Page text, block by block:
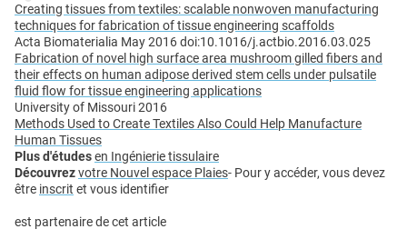
Creating tissues from textiles: scalable nonwoven manufacturing
techniques for fabrication of tissue engineering scaffolds
Acta Biomaterialia May 2016 doi:10.1016/j.actbio.2016.03.025
Fabrication of novel high surface area mushroom gilled fibers and
their effects on human adipose derived stem cells under pulsatile
fluid flow for tissue engineering applications
University of Missouri 2016
Methods Used to Create Textiles Also Could Help Manufacture
Human Tissues
Plus d'étudesen Ingénierie tissulaire
Découvrezvotre Nouvel espace Plaies- Pour y accéder, vous devez
être inscrit et vous identifier
est partenaire de cet article